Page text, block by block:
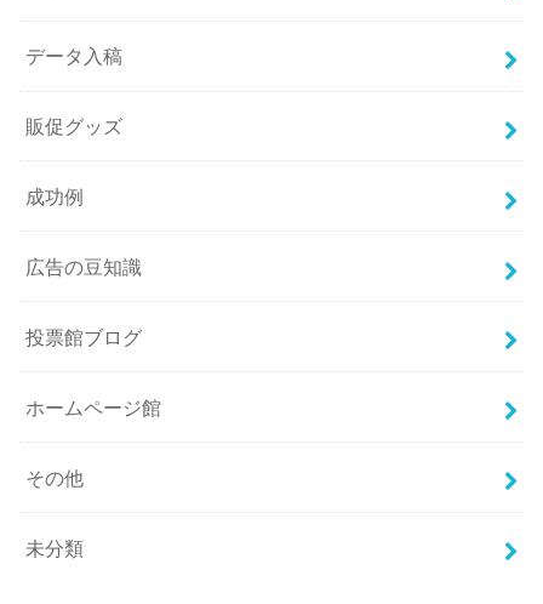
データ入稿
販促グッズ
成功例
広告の豆知識
投票館ブログ
ホームページ館
その他
未分類